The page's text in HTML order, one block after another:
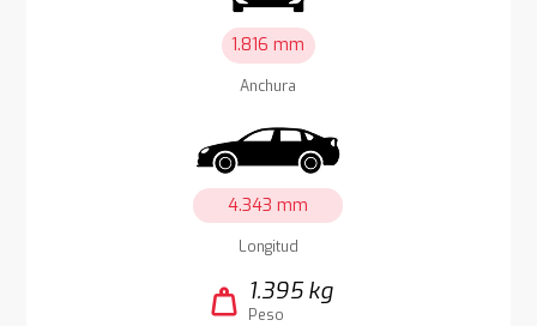
1.816 mm
Anchura
4.343 mm
Longitud
weight 1.395 kg
Peso